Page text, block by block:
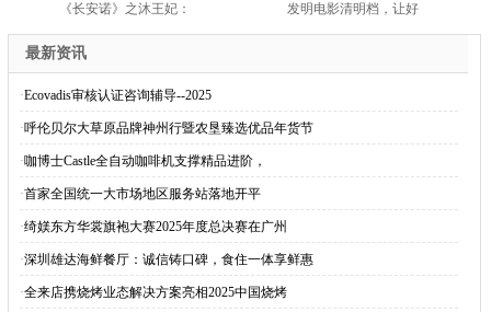
《长安诺》之沐王妃： 发明电影清明档，让好
最新资讯
·Ecovadis审核认证咨询辅导--2025
·呼伦贝尔大草原品牌神州行暨农垦臻选优品年货节
·咖博士Castle全自动咖啡机支撑精品进阶，
·首家全国统一大市场地区服务站落地开平
·绮媄东方华裳旗袍大赛2025年度总决赛在广州
·深圳雄达海鲜餐厅：诚信铸口碑，食住一体享鲜惠
·全来店携烧烤业态解决方案亮相2025中国烧烤